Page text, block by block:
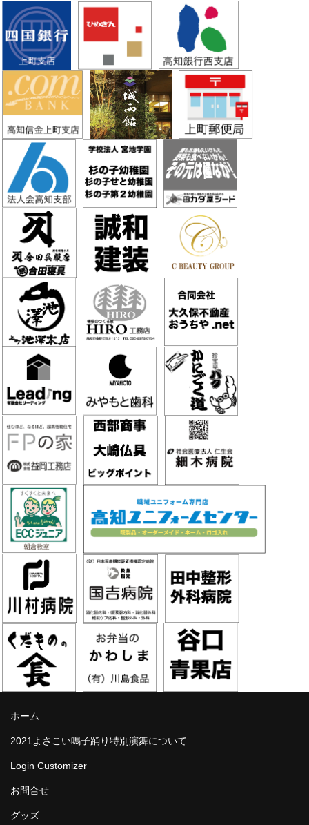
ホーム
2021よさこい鳴子踊り特別演舞について
Login Customizer
お問合せ
グッズ